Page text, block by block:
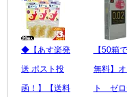
◆【あす楽発
送 ポスト投
函！】【送料
【50箱
無料】
ト ゼロ